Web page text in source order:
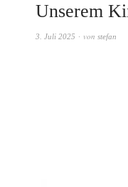
Unserem
3. Juli 2025 von stefan